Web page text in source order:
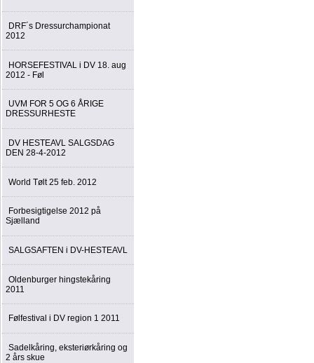
DRF´s Dressurchampionat
2012
HORSEFESTIVAL i DV 18. aug
2012 - Føl
UVM FOR 5 OG 6 ÅRIGE
DRESSURHESTE
DV HESTEAVL SALGSDAG
DEN 28-4-2012
World Tølt 25 feb. 2012
Forbesigtigelse 2012 på
Sjælland
SALGSAFTEN i DV-HESTEAVL
Oldenburger hingstekåring
2011
Følfestival i DV region 1 2011
Sadelkåring, eksteriørkåring og
2 års skue